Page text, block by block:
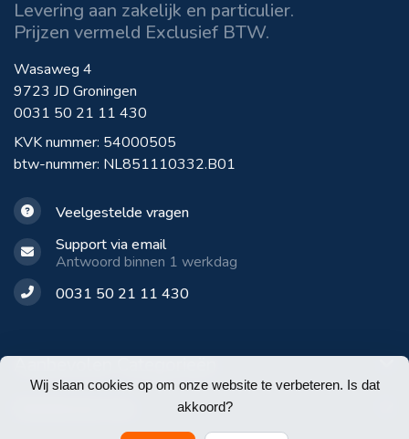
Wij slaan cookies op om onze website te verbeteren. Is dat
akkoord?
Levering aan zakelijk en particulier.
Prijzen vermeld Exclusief BTW.
Wasaweg 4
9723 JD Groningen
0031 50 21 11 430
KVK nummer: 54000505
btw-nummer: NL851110332.B01
Veelgestelde vragen
Support via email
Antwoord binnen 1 werkdag
0031 50 21 11 430